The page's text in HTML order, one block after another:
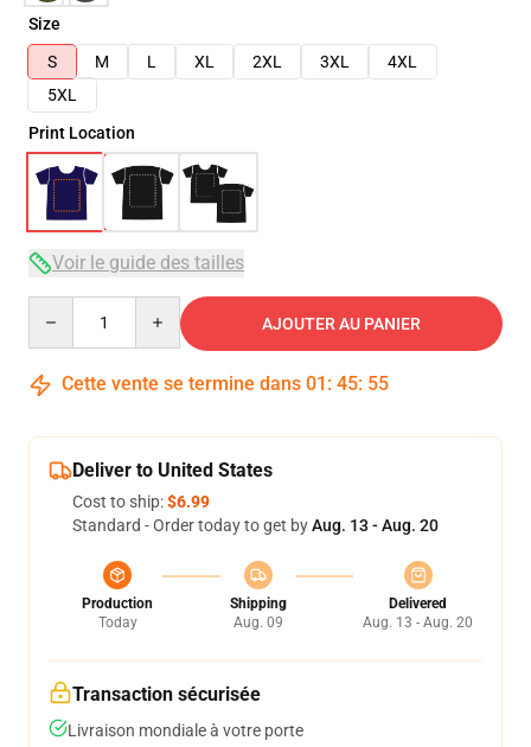
Size
S
M L XL 2XL 3XL
4XL
5XL
Print Location
Voir le guide des tailles
AJOUTER AU PANIER
Cette vente se termine dans 01 : 45: 54
Deliver to United States
Cost to ship:$6.99
Standard - Order today to get byAug. 13 - Aug. 20
Production
Today
Shipping
Aug. 09
Delivered
Aug. 13 - Aug. 20
Transaction sécurisée
Livraison mondiale à votre porte